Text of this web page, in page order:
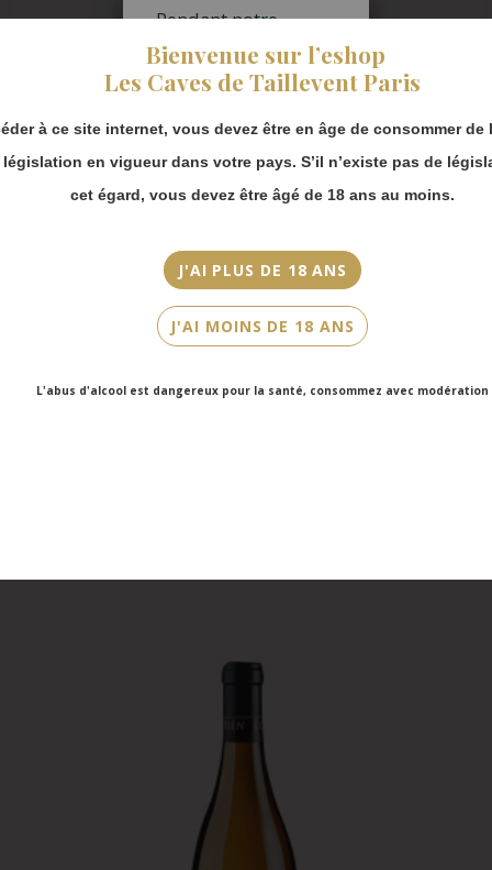
Bienvenue sur l’eshop
Les Caves de Taillevent Paris
à ce site internet, vous devez être en âge de consommer de
législation en vigueur dans votre pays. S’il n’existe pas de
cet égard, vous devez être âgé de 18 ans au moins.
J'AI PLUS DE 18 ANS
J'AI MOINS DE 18 ANS
L'abus d'alcool est dangereux pour la santé, consommez avec modération
2018
Contenance
Pendant notre
fermeture estivale,
vous pouvez
continuer à passer
Merci de bien
prendre en compte :
Les envois
partir du 31 août.
Les commandes
en click-and-
collect (cave
Faubourg Saint-
Victor Hugo)